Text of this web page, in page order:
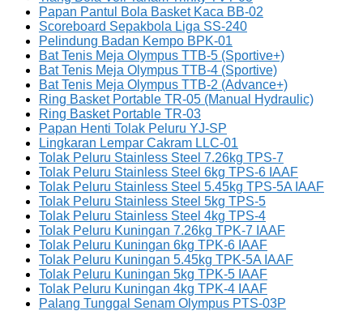
Papan Pantul Bola Basket Kaca BB-02
Scoreboard Sepakbola Liga SS-240
Pelindung Badan Kempo BPK-01
Bat Tenis Meja Olympus TTB-5 (Sportive+)
Bat Tenis Meja Olympus TTB-4 (Sportive)
Bat Tenis Meja Olympus TTB-2 (Advance+)
Ring Basket Portable TR-05 (Manual Hydraulic)
Ring Basket Portable TR-03
Papan Henti Tolak Peluru YJ-SP
Lingkaran Lempar Cakram LLC-01
Tolak Peluru Stainless Steel 7.26kg TPS-7
Tolak Peluru Stainless Steel 6kg TPS-6 IAAF
Tolak Peluru Stainless Steel 5.45kg TPS-5A IAAF
Tolak Peluru Stainless Steel 5kg TPS-5
Tolak Peluru Stainless Steel 4kg TPS-4
Tolak Peluru Kuningan 7.26kg TPK-7 IAAF
Tolak Peluru Kuningan 6kg TPK-6 IAAF
Tolak Peluru Kuningan 5.45kg TPK-5A IAAF
Tolak Peluru Kuningan 5kg TPK-5 IAAF
Tolak Peluru Kuningan 4kg TPK-4 IAAF
Palang Tunggal Senam Olympus PTS-03P